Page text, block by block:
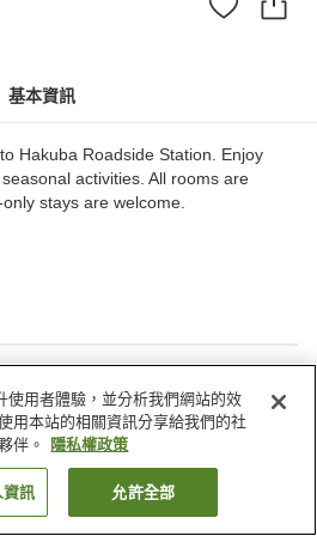
基本資訊
Hakuba Roadside Station. Enjoy
activities. All rooms are
stays are welcome.
滑雪設備乾燥室
馬村 民宿 久平莊
找客房
使用者體驗，並分析我們網站的效
用本站的相關資訊分享給我們的社
伴。
隱私權政策
資訊 允許全部